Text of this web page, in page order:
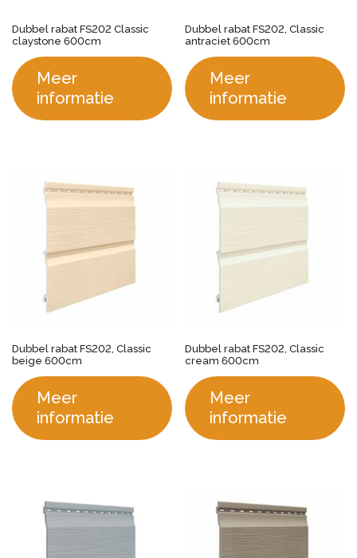
Dubbel rabat FS202 Classic
claystone 600cm
Meer
informatie
Dubbel rabat FS202, Classic
antraciet 600cm
Meer
informatie
Dubbel rabat FS202, Classic
beige 600cm
Meer
informatie
Dubbel rabat FS202, Classic
cream 600cm
Meer
informatie